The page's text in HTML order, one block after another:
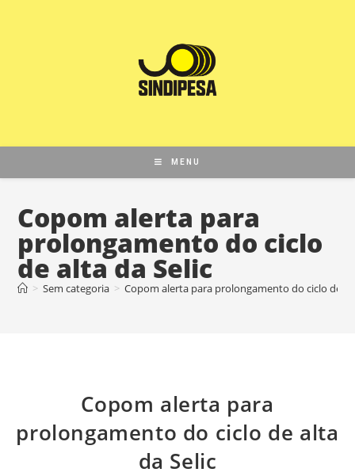
MENU
Copom alerta para
prolongamento do ciclo
de alta da Selic
> Sem categoria > Copom alerta para prolongamento do ciclo de
Copom alerta para
prolongamento do ciclo de alta
da Selic